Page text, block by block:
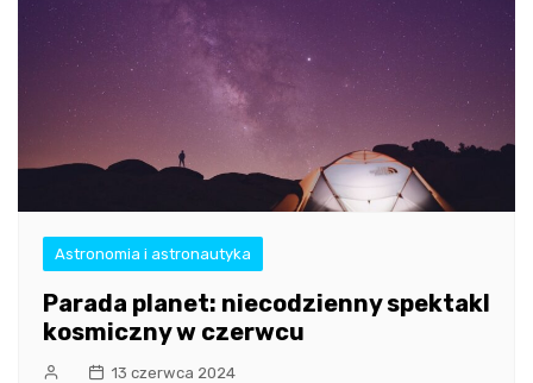
Astronomia i astronautyka
Parada planet: niecodzienny spektakl
kosmiczny w czerwcu
13 czerwca 2024